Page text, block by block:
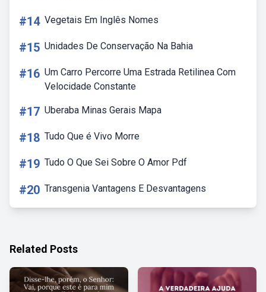
#14 Vegetais Em Inglês Nomes
#15 Unidades De Conservação Na Bahia
#16 Um Carro Percorre Uma Estrada Retilinea Com
Velocidade Constante
#17 Uberaba Minas Gerais Mapa
#18 Tudo Que é Vivo Morre
#19 Tudo O Que Sei Sobre O Amor Pdf
#20 Transgenia Vantagens E Desvantagens
Related Posts